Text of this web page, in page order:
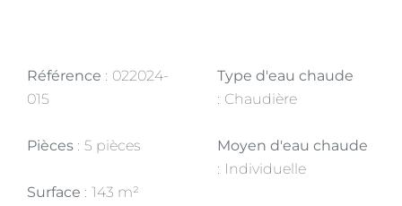
Référence
022024-
015
Pièces 5 pièces
Surface 143 m²
Type d'eau chaude
Chaudière
Moyen d'eau chaude
Individuelle